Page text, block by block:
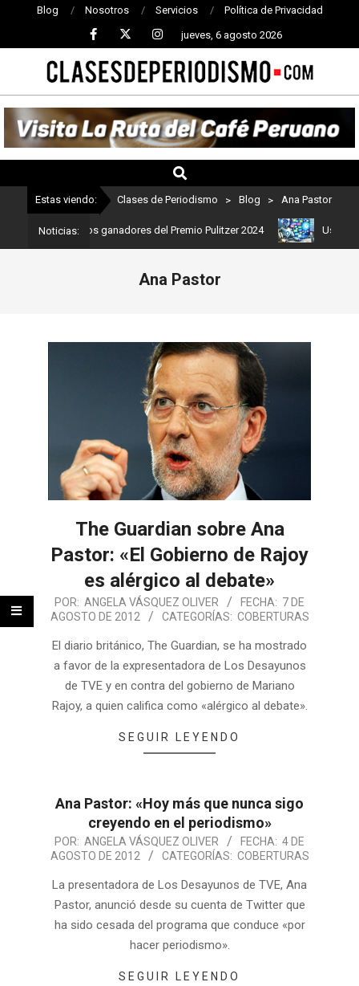
Blog Nosotros Servicios Política de Privacidad
jueves, 6 agosto 2026
CLASES
DE
PERIODISMO
Estas viendo: Clases de Periodismo > Blog > Ana Pastor
Noticias:
Estos son los ganadores del Premio Pulitzer 2024 Usuarios
Ana Pastor
The Guardian sobre Ana
Pastor: «El Gobierno de Rajoy
es alérgico al debate»
POR: ANGELA VÁSQUEZ OLIVER FECHA: 7 DE
AGOSTO DE 2012
CATEGORÍAS: COBERTURAS
El diario británico, The Guardian, se ha mostrado
a favor de la expresentadora de Los Desayunos
de TVE y en contra del gobierno de Mariano
Rajoy, a quien califica como «alérgico al debate».
SEGUIR LEYENDO
Ana Pastor: «Hoy más que nunca sigo
creyendo en el periodismo»
POR: ANGELA VÁSQUEZ OLIVER FECHA: 4 DE
AGOSTO DE 2012
CATEGORÍAS: COBERTURAS
La presentadora de Los Desayunos de TVE, Ana
Pastor, anunció desde su cuenta de Twitter que
ha sido cesada del programa que conduce «por
hacer periodismo».
SEGUIR LEYENDO